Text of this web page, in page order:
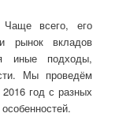
Чаще всего, его
рынок вкладов
иные подходы,
Мы проведём
год с разных